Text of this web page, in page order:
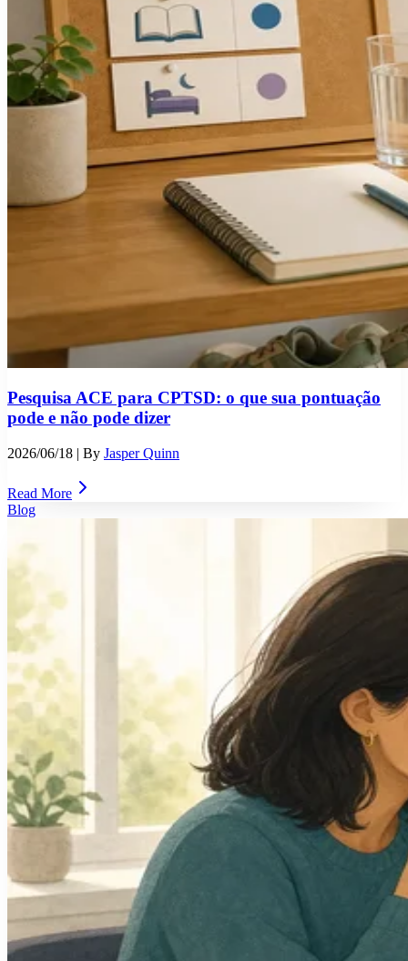
Pesquisa ACE para CPTSD: o que sua pontuação
pode e não pode dizer
2026/06/18 | By Jasper Quinn
Read More
Blog